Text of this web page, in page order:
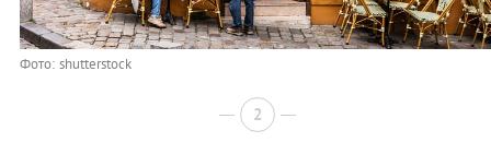
Фото: shutterstock
2